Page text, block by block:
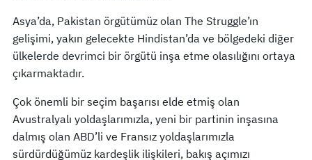
Asya’da, Pakistan örgütümüz olan The Struggle’ın
gelişimi, yakın gelecekte Hindistan’da ve bölgedeki diğer
ülkelerde devrimci bir örgütü inşa etme olasılığını ortaya
çıkarmaktadır.
Çok önemli bir seçim başarısı elde etmiş olan
Avustralyalı yoldaşlarımızla, yeni bir partinin inşasına
dalmış olan ABD’li ve Fransız yoldaşlarımızla
sürdürdüğümüz kardeşlik ilişkileri, bakış açımızı